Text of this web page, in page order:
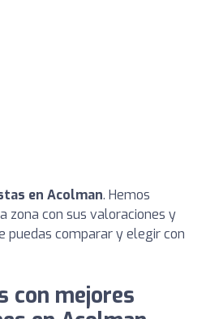
en Acolman. Hemos
zona con sus valoraciones y
puedas comparar y elegir con
con mejores